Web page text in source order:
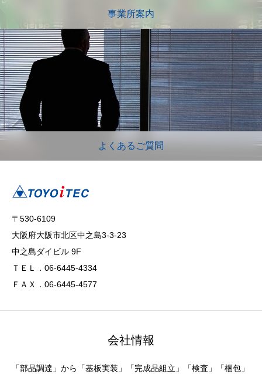
事業所案内
よくあるご質問
〒530-6109
大阪府大阪市北区中之島3-3-23
中之島ダイビル 9F
ＴＥＬ．06-6445-4334
ＦＡＸ．06-6445-4577
会社情報
「部品調達」から「基板実装」「完成品組立」「検査」「梱包」